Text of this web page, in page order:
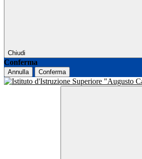
Chiudi
Conferma
Annulla Conferma